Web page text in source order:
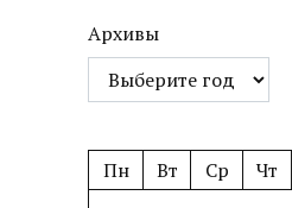
Архивы
Пн Вт Ср Чт